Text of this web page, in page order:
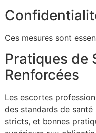
Ces mesures sont
Pratiques de
Renforcées
Les escortes
des standards de santé
stricts, et bonnes